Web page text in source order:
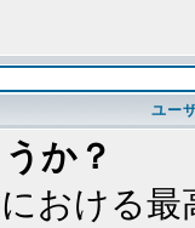
ユー
か？
おける